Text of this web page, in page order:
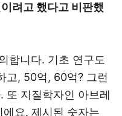
려고 했다고 비판했
합니다. 기초 연구도
고, 50억, 60억? 그런
또 지질학자인 아브레
요. 제시된 숫자는